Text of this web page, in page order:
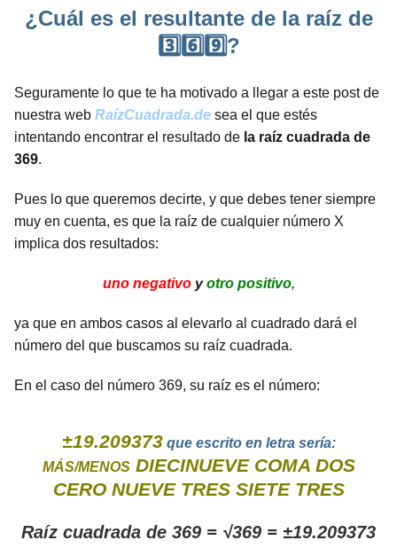
¿Cuál es el resultante de la raíz de
3️⃣6️⃣9️⃣?
Seguramente lo que te ha motivado a llegar a este post de
nuestra web RaízCuadrada.de sea el que estés
intentando encontrar el resultado de la raíz cuadrada de
369.
Pues lo que queremos decirte, y que debes tener siempre
muy en cuenta, es que la raíz de cualquier número X
implica dos resultados:
uno negativoyotro positivo,
ya que en ambos casos al elevarlo al cuadrado dará el
número del que buscamos su raíz cuadrada.
En el caso del número 369, su raíz es el número:
±19.209373que escrito en letra sería:
MÁS/MENOS DIECINUEVE COMA DOS
CERO NUEVE TRES SIETE TRES
Raíz cuadrada de 369 = √369 = ±19.209373